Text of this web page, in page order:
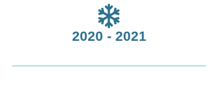
2020 - 2021